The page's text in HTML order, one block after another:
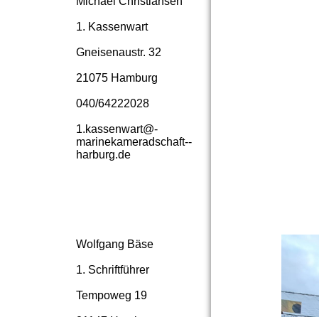
1. Kassenwart
Gneisenaustr. 32
21075 Hamburg
040/64222028
1.­kassenwart@­
marinekameradschaft-­
harburg.­de
Wolfgang Bäse
1. Schriftführer
Tempoweg 19